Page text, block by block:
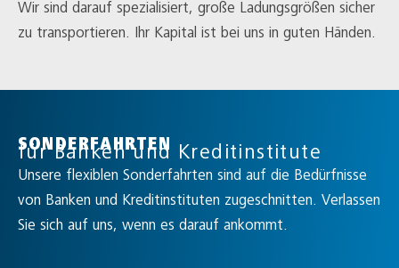
Wir sind darauf spezialisiert, große Ladungsgrößen sicher
zu transportieren. Ihr Kapital ist bei uns in guten Händen.
SONDERFAHRTEN
für Banken und Kreditinstitute
Unsere flexiblen Sonderfahrten sind auf die Bedürfnisse
von Banken und Kreditinstituten zugeschnitten. Verlassen
Sie sich auf uns, wenn es darauf ankommt.